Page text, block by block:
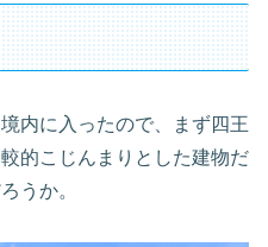
内に入ったので、まず四王
的こじんまりとした建物だ
うか。